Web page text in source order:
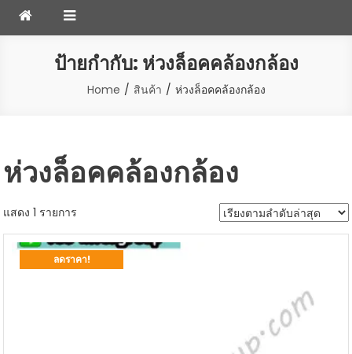
ป้ายกำกับ: ห่วงล็อคคล้องกล้อง
Home สินค้า ห่วงล็อคคล้องกล้อง
ห่วงล็อคคล้องกล้อง
แสดง 1 รายการ
ลดราคา!